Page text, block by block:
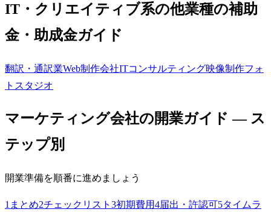
IT・クリエイティブ系の他業種の補助
金・助成金ガイド
翻訳・通訳業Web制作会社ITコンサルティング映像制作フォ
トスタジオ
マーケティング会社の開業ガイド — ス
テップ別
開業準備を順番に進めましょう
1 まとめ2チェックリスト 3初期費用4届出・許認可5タイムラ